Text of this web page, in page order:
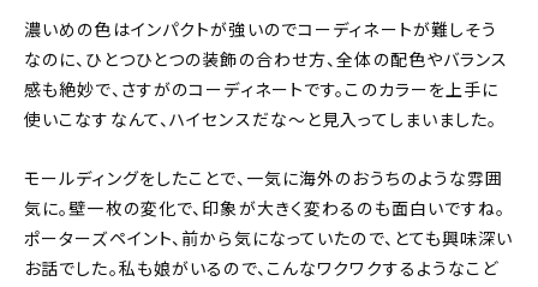
濃いめの色はインパクトが強いのでコーディネートが難しそう
なのに、ひとつひとつの装飾の合わせ方、全体の配色やバランス
感も絶妙で、さすがのコーディネートです。このカラーを上手に
使いこなすなんて、ハイセンスだな〜と見入ってしまいました。
モールディングをしたことで、一気に海外のおうちのような雰囲
気に。壁一枚の変化で、印象が大きく変わるのも面白いですね。
ポーターズペイント、前から気になっていたので、とても興味深い
お話でした。私も娘がいるので、こんなワクワクするようなこど